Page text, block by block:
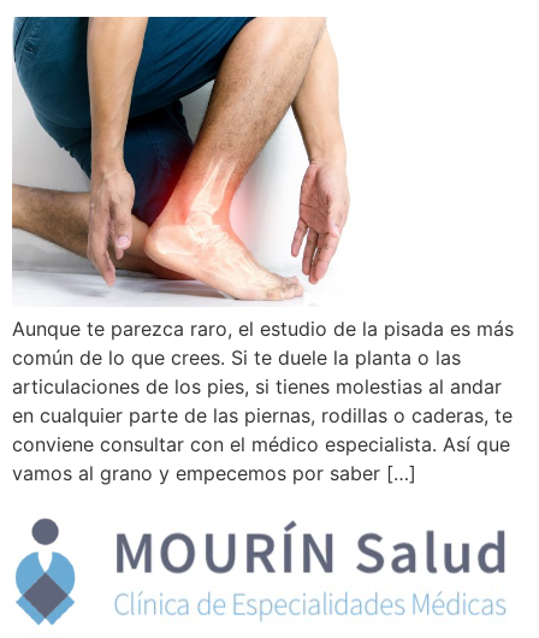
Aunque te parezca raro, el estudio de la pisada es más
común de lo que crees. Si te duele la planta o las
articulaciones de los pies, si tienes molestias al andar
en cualquier parte de las piernas, rodillas o caderas, te
conviene consultar con el médico especialista. Así que
vamos al grano y empecemos por saber […]